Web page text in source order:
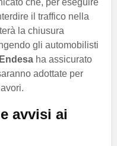
il traffico nella
la chiusura
gli automobilisti
Endesa ha assicurato
adottate per
avvisi ai